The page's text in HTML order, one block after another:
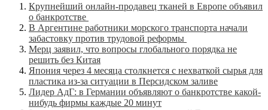
Крупнейший онлайн-продавец тканей в Европе объявил
о банкротстве
В Аргентине работники морского транспорта начали
забастовку против трудовой реформы
Мерц заявил, что вопросы глобального порядка не
решить без Китая
Япония через 4 месяца столкнется с нехваткой сырья для
пластика из-за ситуации в Персидском заливе
Лидер АдГ: в Германии объявляют о банкротстве какой-
нибудь фирмы каждые 20 минут